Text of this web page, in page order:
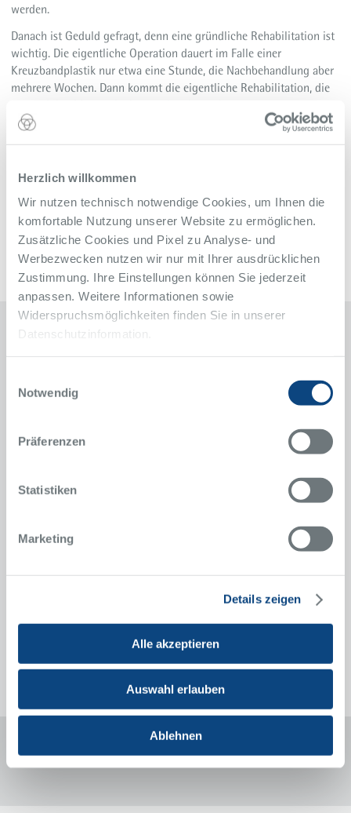
Herzlich willkommen
Wir nutzen technisch notwendige Cookies, um Ihnen die
komfortable Nutzung unserer Website zu ermöglichen.
Zusätzliche Cookies und Pixel zu Analyse- und
Werbezwecken nutzen wir nur mit Ihrer ausdrücklichen
Zustimmung. Ihre Einstellungen können Sie jederzeit
anpassen. Weitere Informationen sowie
Widerspruchsmöglichkeiten finden Sie in unserer
Datenschutzinformation.
Notwendig
Präferenzen
Statistiken
Marketing
Details zeigen
Alle akzeptieren
Auswahl erlauben
Ablehnen
werden.
Danach ist Geduld gefragt, denn eine gründliche Rehabilitation ist
wichtig. Die eigentliche Operation dauert im Falle einer
Kreuzbandplastik nur etwa eine Stunde, die Nachbehandlung aber
mehrere Wochen. Dann kommt die eigentliche Rehabilitation, die
Weitere Informationen
Zurück zur Übersicht
Alle Meldungen des Alfried Krupp Krankenhaus
Klinik für Orthopädie und Unfallchirurgie
Alfried-Krupp-Straße 21
Anfahrt
Sekretariat
Jennifer Niggemann
Telefon0201 434-2767
Sprechstunden und Anmeldung